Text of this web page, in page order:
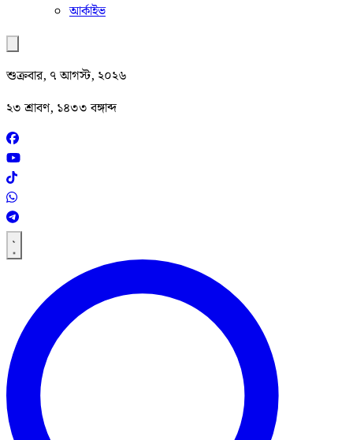
আর্কাইভ
শুক্রবার, ৭ আগস্ট, ২০২৬
২৩ শ্রাবণ, ১৪৩৩ বঙ্গাব্দ